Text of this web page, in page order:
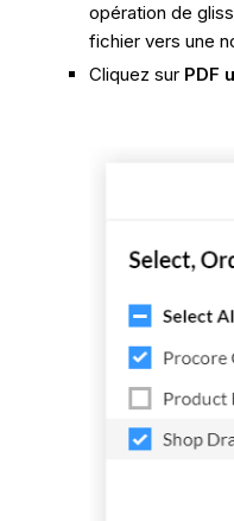
opération de
fichier vers une
Cliquez sur PDF